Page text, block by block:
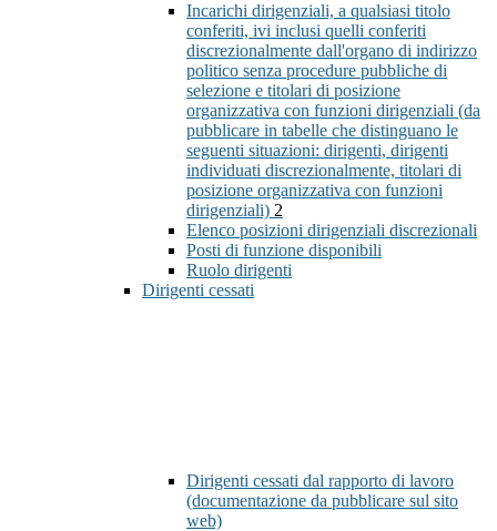
Incarichi dirigenziali, a qualsiasi titolo
conferiti, ivi inclusi quelli conferiti
discrezionalmente dall'organo di indirizzo
politico senza procedure pubbliche di
selezione e titolari di posizione
organizzativa con funzioni dirigenziali (da
pubblicare in tabelle che distinguano le
seguenti situazioni: dirigenti, dirigenti
individuati discrezionalmente, titolari di
posizione organizzativa con funzioni
dirigenziali) 2
Elenco posizioni dirigenziali discrezionali
Posti di funzione disponibili
Ruolo dirigenti
Dirigenti cessati
Dirigenti cessati dal rapporto di lavoro
(documentazione da pubblicare sul sito
web)